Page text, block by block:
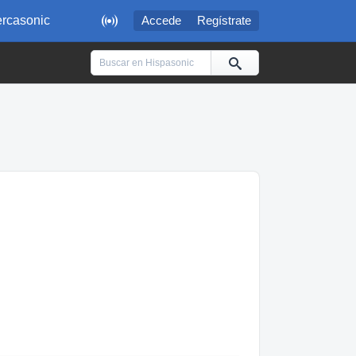
 Accede Regístrate